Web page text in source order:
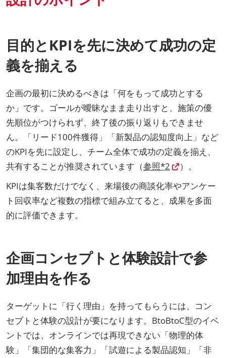
目的とKPIを先に決めて成功の定
義を揃える
企画の最初に決めるべきは「何をもって成功とする
か」です。ゴールが曖昧なまま走り出すと、施策の優
先順位がつけられず、終了後の振り返りもできませ
ん。「リード100件獲得」「新製品の認知度向上」など
のKPIを先に設定し、チーム全体で成功の定義を揃え、
共有することが推奨されています（参照*2
）。
KPIは集客数だけでなく、来場後の商談化率やアンケー
ト回収率など複数の指標で組み立てると、成果を多面
的に評価できます。
企画コンセプトと体験設計で参
加理由を作る
ターゲットに「行く理由」を持ってもらうには、コン
セプトと体験の設計が要になります。BtoBtoC型のイベ
ントでは、オンラインでは再現できない「物理的体
験」「集団的な集客力」「試遊による製品認知」「非